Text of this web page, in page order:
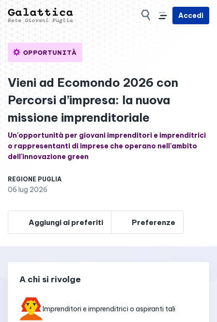
Accedi
OPPORTUNITÀ
Vieni ad Ecomondo 2026 con
Percorsi d’impresa: la nuova
missione imprenditoriale
Un'opportunità per giovani imprenditori e imprenditrici
o rappresentanti di imprese che operano nell'ambito
dell'innovazione green
REGIONE PUGLIA
06 lug 2026
Aggiungi ai preferiti Preferenze
A chi si rivolge
Imprenditori e imprenditrici o aspiranti tali